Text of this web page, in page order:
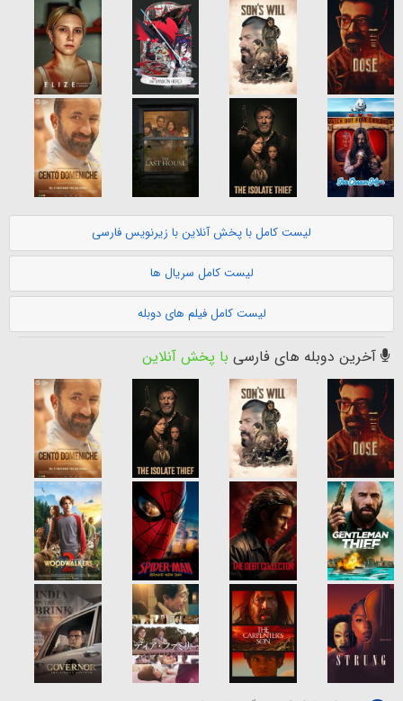
لیست کامل با پخش آنلاین با زیرنویس فارسی
لیست کامل سریال ها
لیست کامل فیلم های دوبله
آخرین دوبله های فارسی با پخش آنلاین